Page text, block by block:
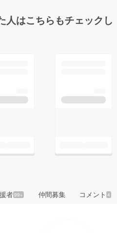
人はこちらもチェックし
者99+ 仲間募集 コメント4